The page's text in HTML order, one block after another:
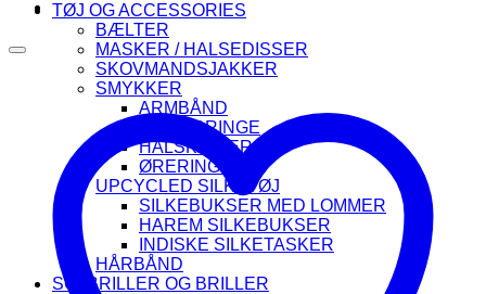
TØJ OG ACCESSORIES
BÆLTER
MASKER / HALSEDISSER
SKOVMANDSJAKKER
SMYKKER
ARMBÅND
FINGERRINGE
HALSKÆDER
ØRERINGE
UPCYCLED SILKETØJ
SILKEBUKSER MED LOMMER
HAREM SILKEBUKSER
INDISKE SILKETASKER
HÅRBÅND
SOLBRILLER OG BRILLER